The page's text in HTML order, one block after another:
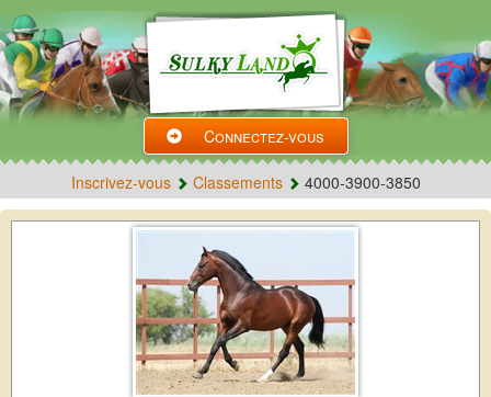
Connectez-vous
Inscrivez-vous Classements 4000-3900-3850